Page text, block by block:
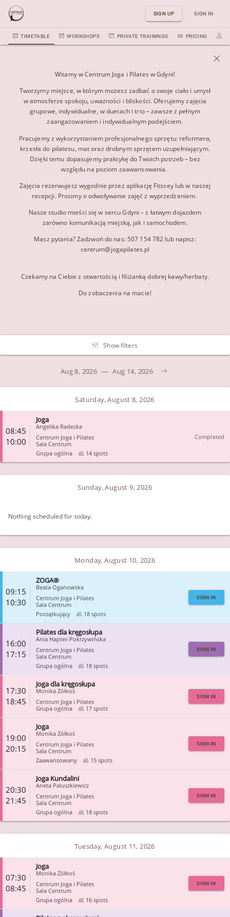
SIGN UP SIGN IN
TIMETABLE WORKSHOPS PRIVATE TRAININGS PRICING
Witamy w Centrum Joga i Pilates w Gdyni!
Tworzymy miejsce, w którym możesz zadbać o swoje ciało i umysł
w atmosferze spokoju, uważności i bliskości. Oferujemy zajęcia
grupowe, indywidualne, w duetach i trio – zawsze z pełnym
zaangażowaniem i indywidualnym podejściem.
Pracujemy z wykorzystaniem profesjonalnego sprzętu: reformera,
krzesła do pilatesu, mat oraz drobnym sprzętem uzupełniającym.
Dzięki temu dopasujemy praktykę do Twoich potrzeb – bez
względu na poziom zaawansowania.
Zajęcia rezerwujesz wygodnie przez aplikację Fitssey lub w naszej
recepcji. Prosimy o odwoływanie zajęć z wyprzedzeniem.
Nasze studio mieści się w sercu Gdyni – z łatwym dojazdem
zarówno komunikacją miejską, jak i samochodem.
Masz pytania? Zadzwoń do nas: 507 154 782 lub napisz:
centrum@jogapilates.pl
Czekamy na Ciebie z otwartością i filiżanką dobrej kawy/herbaty.
Do zobaczenia na macie!
Show filters
Aug 8, 2026 — Aug 14, 2026
Saturday, August 8, 2026
08:45
10:00
Joga
Angelika Radecka
Centrum Joga i Pilates
Sala Centrum
Grupa ogólna
14 spots
Completed
CLOSE
Sunday, August 9, 2026
Nothing scheduled for today.
Monday, August 10, 2026
09:15
10:30
ZOGA®
Beata Oganowska
Centrum Joga i Pilates
Sala Centrum
Początkujący
18 spots
SIGN IN
16:00
17:15
Pilates dla kręgosłupa
Ania Hapter-Pokrzywińska
Centrum Joga i Pilates
Sala Centrum
Grupa ogólna
18 spots
SIGN IN
17:30
18:45
Joga dla kręgosłupa
Monika Żółkoś
Centrum Joga i Pilates
Grupa ogólna
17 spots
SIGN IN
19:00
20:15
Joga
Monika Żółkoś
Centrum Joga i Pilates
Sala Centrum
Zaawansowany
15 spots
SIGN IN
20:30
21:45
Joga Kundalini
Aneta Paluszkiewicz
Centrum Joga i Pilates
Sala Centrum
Grupa ogólna
18 spots
SIGN IN
CLOSE
Tuesday, August 11, 2026
07:30
08:45
Joga
Monika Żółkoś
Centrum Joga i Pilates
Sala Centrum
Grupa ogólna
16 spots
SIGN IN